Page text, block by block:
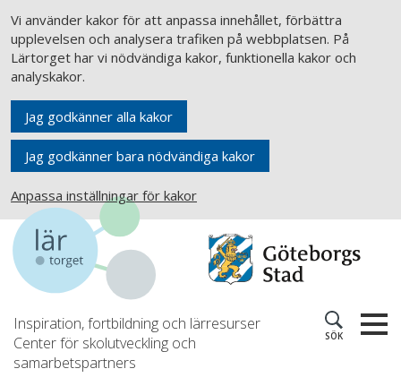
Vi använder kakor för att anpassa innehållet, förbättra
upplevelsen och analysera trafiken på webbplatsen. På
Lärtorget har vi nödvändiga kakor, funktionella kakor och
analyskakor.
Jag godkänner alla kakor
Jag godkänner bara nödvändiga kakor
Anpassa inställningar för kakor
Inspiration, fortbildning och lärresurser
Center för skolutveckling och
samarbetspartners
SÖK